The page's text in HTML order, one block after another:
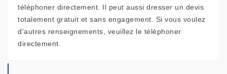
téléphoner directement. Il peut aussi dresser un devis
totalement gratuit et sans engagement. Si vous voulez
d'autres renseignements, veuillez le téléphoner
directement.